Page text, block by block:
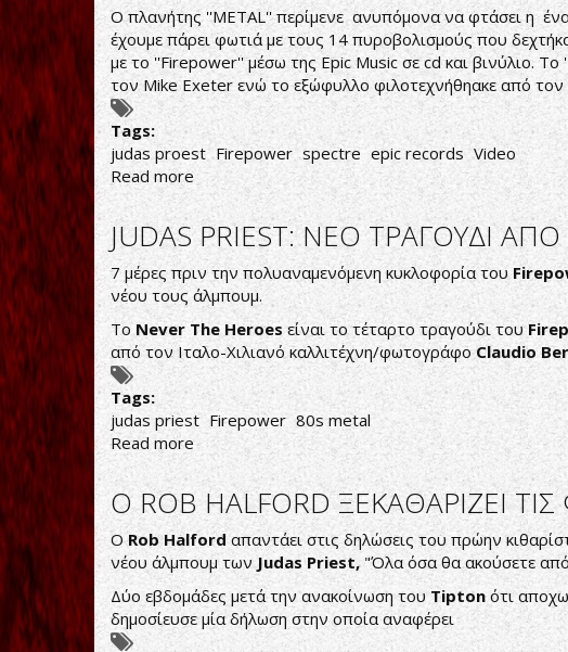
Ο πλανήτης ''METAL'' περίμενε ανυπόμονα να φτάσει η
έχουμε πάρει φωτιά με τους 14 πυροβολισμούς που
με το ''Firepower'' μέσω της Epic Music σε cd και βινύλιο.
τον Mike Exeter ενώ το εξώφυλλο φιλοτεχνήθηακε από
Tags:
judas proest Firepower spectre epic records Video
Read more about
ΒΑΡΕΟ
ΜΕΤΑΛΛΟ,
ΣΧΕΔΟΝ
50
ΕΤΩΝ
JUDAS PRIEST: ΝΕΟ ΤΡΑΓΟΥΔΙ ΑΠΟ
7 μέρες πριν την πολυαναμενόμενη κυκλοφορία του
νέου τους άλμπουμ.
ΤοNever The Heroes είναι το τέταρτο τραγούδι του
από τον Ιταλο-Χιλιανό καλλιτέχνη/φωτογράφοClaudio
Tags:
judas priest Firepower 80s metal
Read moreabout
JUDAS
PRIEST:
ΝΕΟ
ΤΡΑΓΟΥΔΙ
ΑΠΟ
TO
FIREPOWER
O ROB HALFORD ΞΕΚΑΘΑΡΙΖΕΙ
ΟRob Halford απαντάει στις δηλώσεις του πρώην
νέου άλμπουμ τωνJudas Priest, "Όλα όσα θα ακούσετε
Δύο εβδομάδες μετά την ανακοίνωση του Tipton ότι
δημοσίευσε μία δήλωση στην οποία αναφέρει